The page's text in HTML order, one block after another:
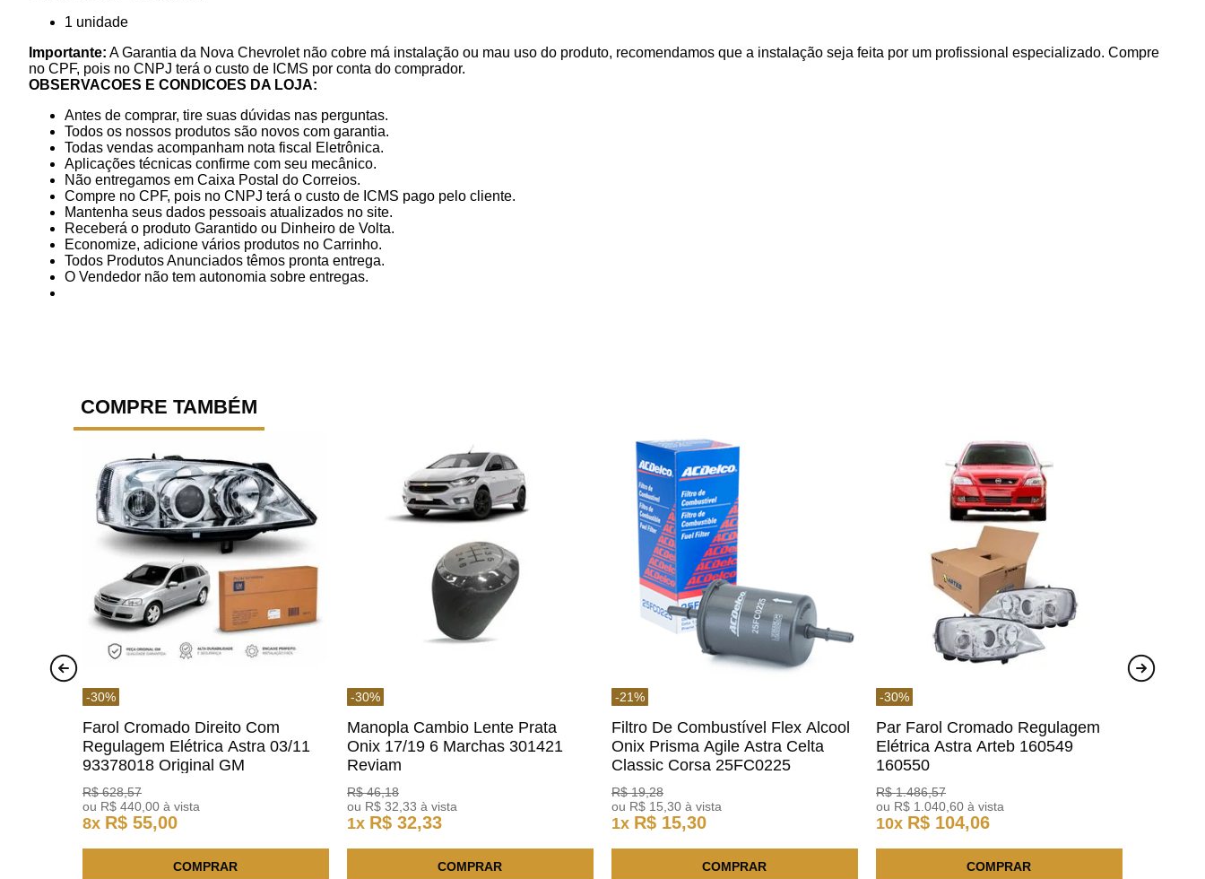
1 unidade
Importante: A Garantia da Nova Chevrolet não cobre má instalação ou mau uso do produto, recomendamos que a instalação seja feita por um profissional especializado. Compre
no CPF, pois no CNPJ terá o custo de ICMS por conta do comprador.
OBSERVACOES E CONDICOES DA LOJA:
Antes de comprar, tire suas dúvidas nas perguntas.
Todos os nossos produtos são novos com garantia.
Todas vendas acompanham nota fiscal Eletrônica.
Aplicações técnicas confirme com seu mecânico.
Não entregamos em Caixa Postal do Correios.
Compre no CPF, pois no CNPJ terá o custo de ICMS pago pelo cliente.
Mantenha seus dados pessoais atualizados no site.
Receberá o produto Garantido ou Dinheiro de Volta.
Economize, adicione vários produtos no Carrinho.
Todos Produtos Anunciados têmos pronta entrega.
O Vendedor não tem autonomia sobre entregas.
COMPRE TAMBÉM
-30%
Farol Cromado Direito Com
Regulagem Elétrica Astra 03/11
93378018 Original GM
R$ 628,57
ou R$ 440 ,00 à vista
8x R$ 55,00
COMPRAR
-30%
Manopla Cambio Lente Prata
Onix 17/19 6 Marchas 301421
Reviam
R$ 46,18
ou R$ 32 ,33 à vista
1x R$ 32,33
COMPRAR
-21%
Filtro De Combustível Flex Alcool
Onix Prisma Agile Astra Celta
Classic Corsa 25FC0225
ACDelco
R$ 19,28
ou R$ 15 ,30 à vista
1x R$ 15,30
COMPRAR
-30%
Par Farol Cromado Regulagem
Elétrica Astra Arteb 160549
160550
R$ 1.486,57
ou R$ 1 .040 ,60 à vista
10x R$ 104,06
COMPRAR